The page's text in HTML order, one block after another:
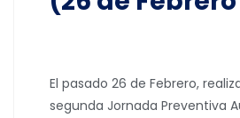
El pasado 26 de Febrero,
segunda Jornada Preventiva